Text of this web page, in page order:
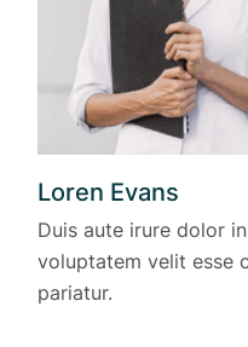
Loren Evans
Duis aute irure dolor
voluptatem velit esse
pariatur.